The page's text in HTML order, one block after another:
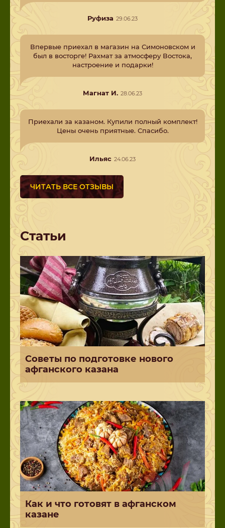
Руфиза 29.06.23
Впервые приехал в магазин на Симоновском и
был в восторге! Рахмат за атмосферу Востока,
настроение и подарки!
Магнат И. 28.06.23
Приехали за казаном. Купили полный комплект!
Цены очень приятные. Спасибо.
Ильяс 24.06.23
ЧИТАТЬ ВСЕ ОТЗЫВЫ
Статьи
Советы по подготовке нового
афганского казана
Как и что готовят в афганском
казане